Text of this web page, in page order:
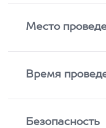
Место
Время
Безопасность